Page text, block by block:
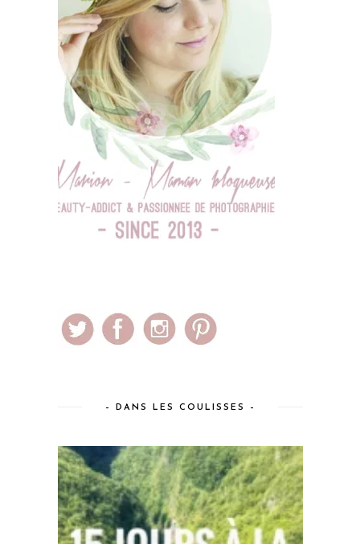
– DANS LES COULISSES –